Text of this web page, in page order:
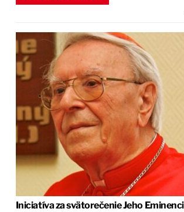
Iniciatíva za svätorečenie Jeho